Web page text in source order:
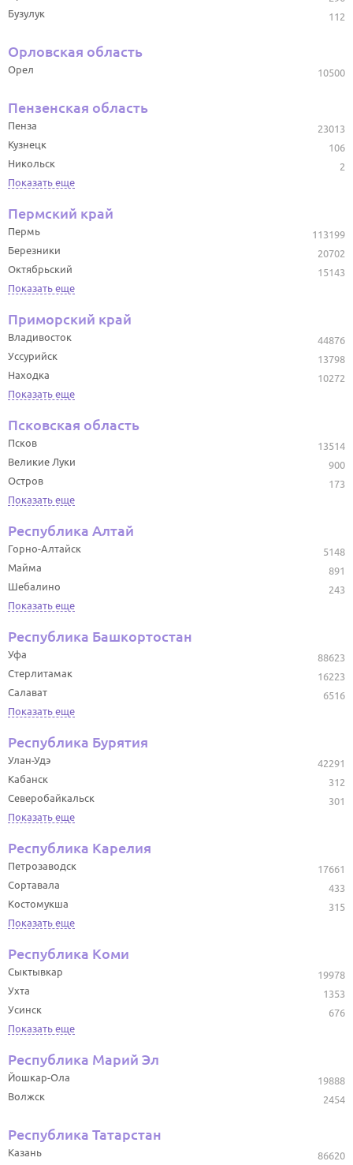
112
Бузулук
Орловская область
10500
Орел
Пензенская область
23013
Пенза
106
Кузнецк
2
Никольск
Показать еще
Пермский край
113199
Пермь
20702
Березники
15143
Октябрьский
Показать еще
Приморский край
44876
Владивосток
13798
Уссурийск
10272
Находка
Показать еще
Псковская область
13514
Псков
900
Великие Луки
173
Остров
Показать еще
Республика Алтай
5148
Горно-Алтайск
891
Майма
243
Шебалино
Показать еще
Республика Башкортостан
88623
Уфа
16223
Стерлитамак
6516
Салават
Показать еще
Республика Бурятия
42291
Улан-Удэ
312
Кабанск
301
Северобайкальск
Показать еще
Республика Карелия
17661
Петрозаводск
433
Сортавала
315
Костомукша
Показать еще
Республика Коми
19978
Сыктывкар
1353
Ухта
676
Усинск
Показать еще
Республика Марий Эл
19888
Йошкар-Ола
2454
Волжск
Республика Татарстан
86620
Казань